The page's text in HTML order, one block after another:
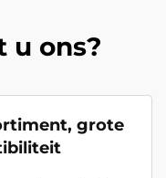
u ons?
grote